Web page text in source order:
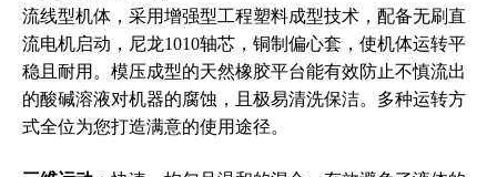
流线型机体，采用增强型工程塑料成型技术，配备无刷直
流电机启动，尼龙1010轴芯，铜制偏心套，使机体运转平
稳且耐用。模压成型的天然橡胶平台能有效防止不慎流出
的酸碱溶液对机器的腐蚀，且极易清洗保洁。多种运转方
式全位为您打造满意的使用途径。